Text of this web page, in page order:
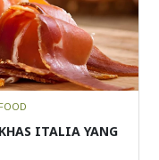
ITALIA YANG